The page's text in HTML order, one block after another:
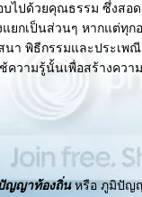
ปด้วยคุณธรรม ซึ่งสอด
ยกเป็นส่วนๆ หากแต่ทุก
า พิธีกรรมและประเพณี
ความรู้นั้นเพื่อสร้างคว
ญญาท้องถิ่นหรือ ภูมิปัญ